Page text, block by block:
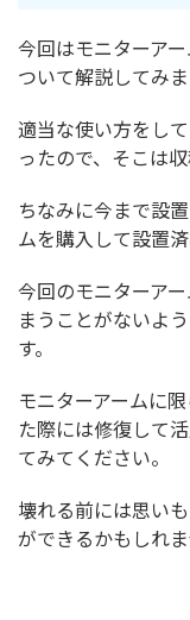
今回はモニターア
ついて解説してみま
適当な使い方をし
ったので、そこは
ちなみに今まで設
ムを購入して設置済
今回のモニターア
まうことがないよ
す。
モニターアームに
た際には修復して
てみてください。
壊れる前には思い
ができるかもしれま